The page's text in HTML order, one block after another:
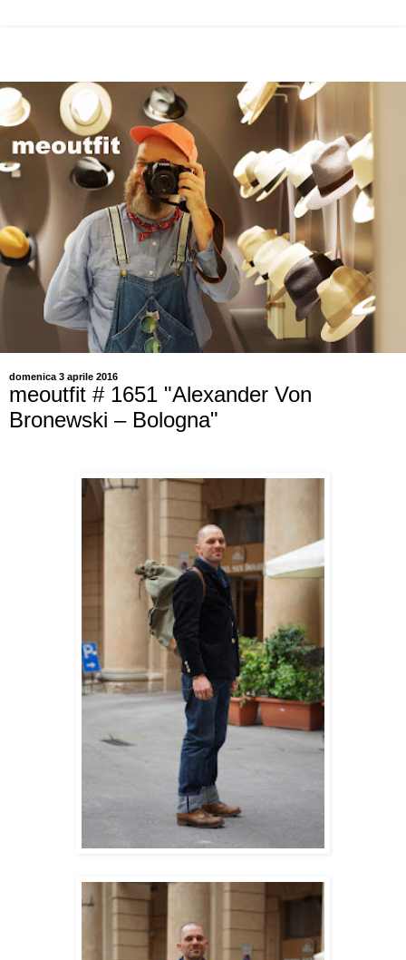
domenica 3 aprile 2016
meoutfit # 1651 "Alexander Von
Bronewski – Bologna"